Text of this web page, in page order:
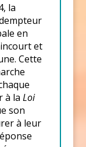
la
en
et
Cette
à laLoi
son
à leur